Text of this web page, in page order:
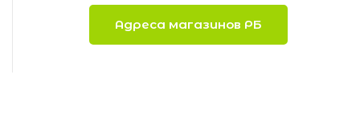
Адреса магазинов РБ